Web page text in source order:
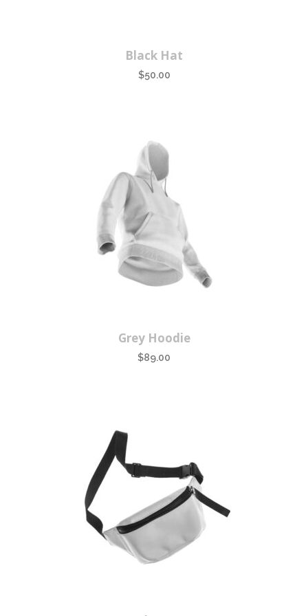
Black Hat
$50.00
Grey Hoodie
$89.00